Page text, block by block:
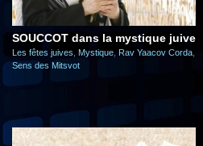
SOUCCOT dans la mystique juive
Les fêtes juives Mystique Rav Yaacov Corda
Sens des Mitsvot